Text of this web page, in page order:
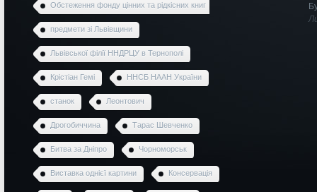
Обстеження фонду цінних та рідкісних книг
предмети зі Львівщини
Львівської філії ННДРЦУ в Тернополі
Крістіан Гемі ННСБ НААН України
станок Леонтович
Дрогобиччина Тарас Шевченко
Битва за Дніпро Чорноморськ
Виставка однієї картини Консервація